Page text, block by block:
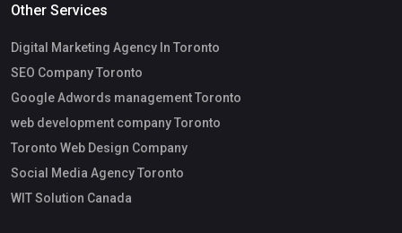
Other Services
Digital Marketing Agency In Toronto
SEO Company Toronto
Google Adwords management Toronto
web development company Toronto
Toronto Web Design Company
Social Media Agency Toronto
WIT Solution Canada